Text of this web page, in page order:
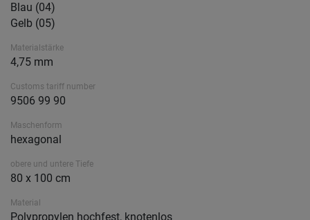
Blau (04)
Gelb (05)
Materialstärke
4,75 mm
Customs tariff number
9506 99 90
Maschenform
hexagonal
obere und untere Tiefe
80 x 100 cm
Material
Polypropylen hochfest, knotenlos